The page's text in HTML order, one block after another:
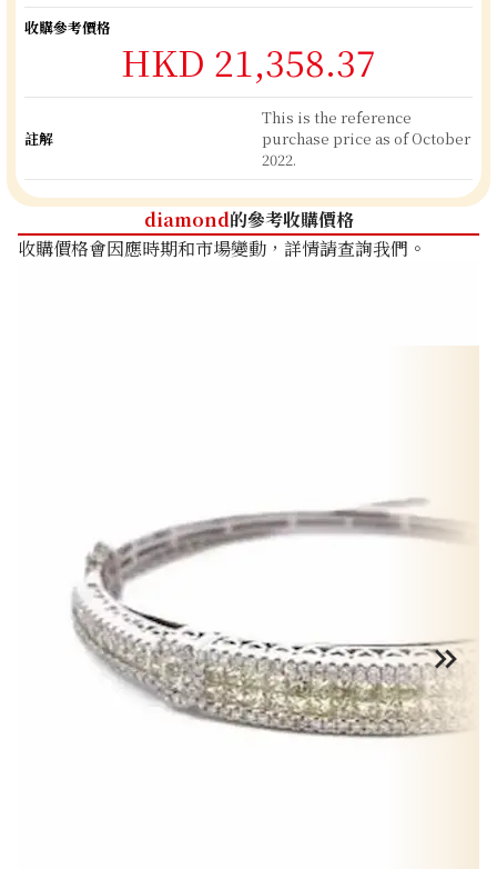
收購參考價格
HKD 21,358.37
註解
This is the reference
purchase price as of October
2022.
diamond的參考收購價格
收購價格會因應時期和市場變動，詳情請查詢我們。